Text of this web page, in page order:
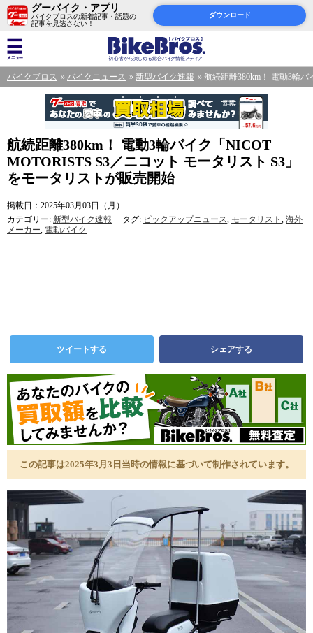
グーバイク・アプリ
バイクブロスの新着記事・話題の
記事を見逃さない！
ダウンロード
バイクブロス バイクニュース 新型バイク速報 航続距離380km！ 電動3輪
航続距離380km！ 電動3輪バイク「NICOT
MOTORISTS S3／ニコット モータリスト S3」
をモータリストが販売開始
掲載日：2025年03月03日（月）
カテゴリー: 新型バイク速報 タグ: ピックアップニュース, モータリスト , 海外
メーカー, 電動バイク
ツイートする シェアする
この記事は2025年3月3日当時の情報に基づいて制作されています。